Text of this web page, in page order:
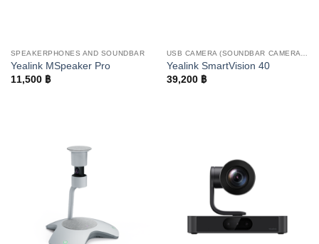
SPEAKERPHONES AND SOUNDBAR
Yealink MSpeaker Pro
11,500 ฿
Yealink SmartVision 40
39,200 ฿